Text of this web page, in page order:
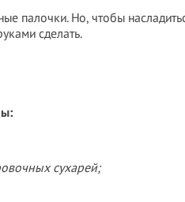
палочки. Но, чтобы
сделать.
сухарей;